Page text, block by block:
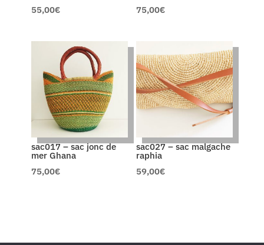
55,00€
75,00€
sac017 – sac jonc de
mer Ghana
75,00€
sac027 – sac malgache
raphia
59,00€